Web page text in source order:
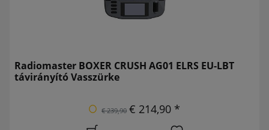
Radiomaster BOXER CRUSH AG01 ELRS EU-LBT
távirányító Vasszürke
€ 239,90 € 214,90 *